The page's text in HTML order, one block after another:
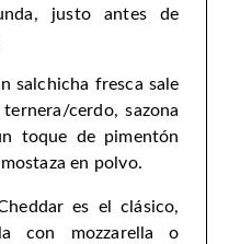
justo antes de
salchicha fresca sale
cerdo, sazona
toque de pimentón
en polvo.
es el clásico,
con mozzarella o